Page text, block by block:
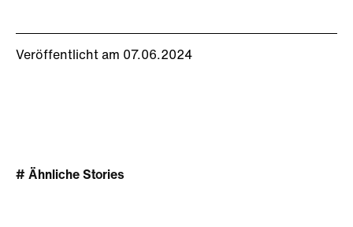
Veröffentlicht am 07.06.2024
# Ähnliche Stories